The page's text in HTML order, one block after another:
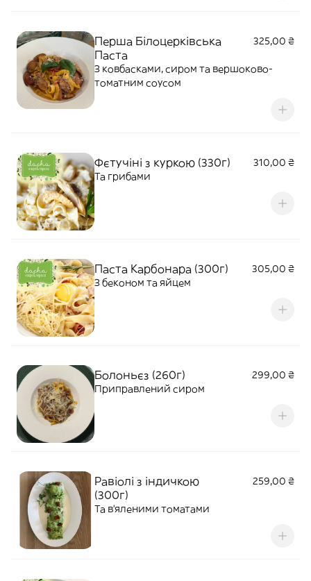
Перша Білоцерківська
Паста
325,00 ₴
З ковбасками, сиром та вершоково-
томатним соусом
Фєтучіні з куркою (330г)
310,00 ₴
Та грибами
Паста Карбонара (300г)
305,00 ₴
З беконом та яйцем
Болоньєз (260г)
299,00 ₴
Приправлений сиром
Равіолі з індичкою
(300г)
259,00 ₴
Та в'яленими томатами